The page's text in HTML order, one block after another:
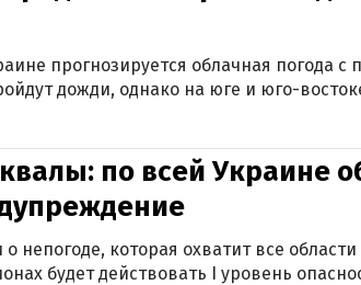
прогнозируется облачная погода
дожди, однако на юге и юго-
по всей Украине
непогоде, которая охватит все
будет действовать I уровень